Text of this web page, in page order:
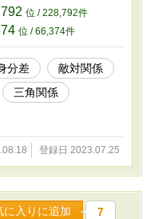
から始まるのは愛に忠
で暖まり始める雪の女神
位 / 228,792件
位 / 66,374件
分差
敵対関係
三角関係
登録日 2023.07.25
に入りに追加 7